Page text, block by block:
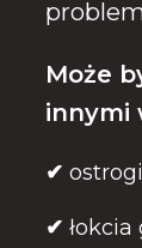
Może
innymi
✔
✔ łokcia